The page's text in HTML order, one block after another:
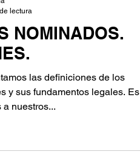
NOMINADOS.
las definiciones de los
y sus fundamentos legales. Es
nuestros...
lectura